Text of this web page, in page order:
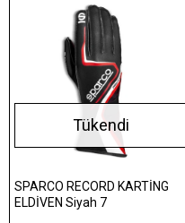
Tükendi
SPARCO RECORD KARTİNG
ELDİVEN Siyah 7